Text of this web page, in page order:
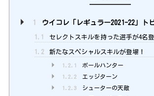
1 ウイコレ「レギュラー2021-22」ト
1.1 セレクトスキルを持った選手が4名登
1.2 新たなスペシャルスキルが登場！
1.2.1 ボールハンター
1.2.2 エッジターン
1.2.3 シューターの天敵